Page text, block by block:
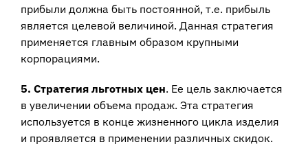
прибыли должна быть постоянной, т.е. прибыль
является целевой величиной. Данная стратегия
применяется главным образом крупными
корпорациями.
5. Стратегия льготных цен. Ее цель заключается
в увеличении объема продаж. Эта стратегия
используется в конце жизненного цикла изделия
и проявляется в применении различных скидок.